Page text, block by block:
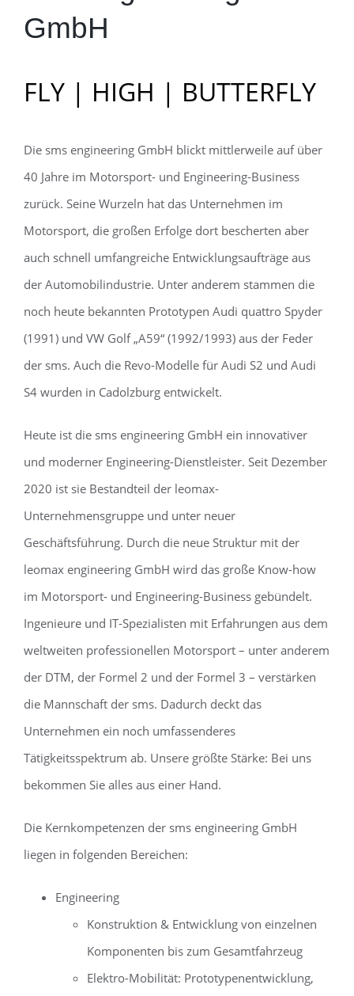
GmbH
FLY | HIGH | BUTTERFLY
Die sms engineering GmbH blickt mittlerweile auf über
40 Jahre im Motorsport- und Engineering-Business
zurück. Seine Wurzeln hat das Unternehmen im
Motorsport, die großen Erfolge dort bescherten aber
auch schnell umfangreiche Entwicklungsaufträge aus
der Automobilindustrie. Unter anderem stammen die
noch heute bekannten Prototypen Audi quattro Spyder
(1991) und VW Golf „A59“ (1992/1993) aus der Feder
der sms. Auch die Revo-Modelle für Audi S2 und Audi
S4 wurden in Cadolzburg entwickelt.
Heute ist die sms engineering GmbH ein innovativer
und moderner Engineering-Dienstleister. Seit Dezember
2020 ist sie Bestandteil der leomax-
Unternehmensgruppe und unter neuer
Geschäftsführung. Durch die neue Struktur mit der
leomax engineering GmbH wird das große Know-how
im Motorsport- und Engineering-Business gebündelt.
Ingenieure und IT-Spezialisten mit Erfahrungen aus dem
weltweiten professionellen Motorsport – unter anderem
der DTM, der Formel 2 und der Formel 3 – verstärken
die Mannschaft der sms. Dadurch deckt das
Unternehmen ein noch umfassenderes
Tätigkeitsspektrum ab. Unsere größte Stärke: Bei uns
bekommen Sie alles aus einer Hand.
Die Kernkompetenzen der sms engineering GmbH
liegen in folgenden Bereichen:
Engineering
Konstruktion & Entwicklung von einzelnen
Komponenten bis zum Gesamtfahrzeug
Elektro-Mobilität: Prototypenentwicklung,